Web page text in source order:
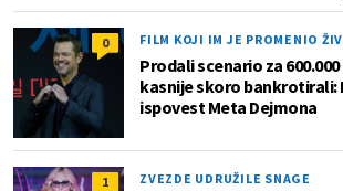
0 FILM KOJI IM JE PROMENIO
Prodali scenario za
kasnije skoro bankrotirali:
ispovest Meta Dejmona
1 ZVEZDE UDRUŽILE SNAGE